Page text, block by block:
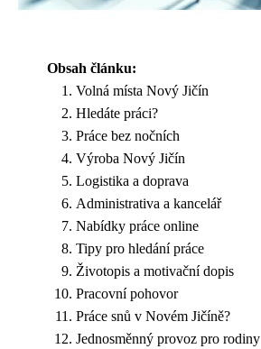
Obsah článku:
Volná místa Nový Jičín
Hledáte práci?
Práce bez nočních
Výroba Nový Jičín
Logistika a doprava
Administrativa a kancelář
Nabídky práce online
Tipy pro hledání práce
Životopis a motivační dopis
Pracovní pohovor
Práce snů v Novém Jičíně?
Jednosměnný provoz pro rodiny